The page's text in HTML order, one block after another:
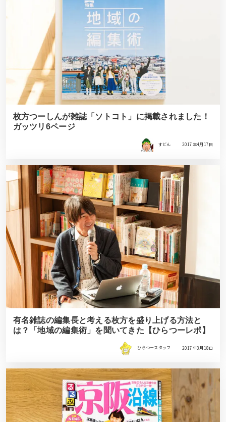
枚方つーしんが雑誌「ソトコト」に掲載されました！
ガッツリ6ページ
すどん 2017年4月17日
有名雑誌の編集長と考える枚方を盛り上げる方法と
は？「地域の編集術」を聞いてきた【ひらつーレポ】
ひらつースタッフ 2017年3月18日